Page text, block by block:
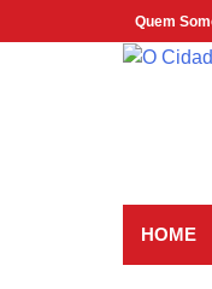
to
Quem
HOME